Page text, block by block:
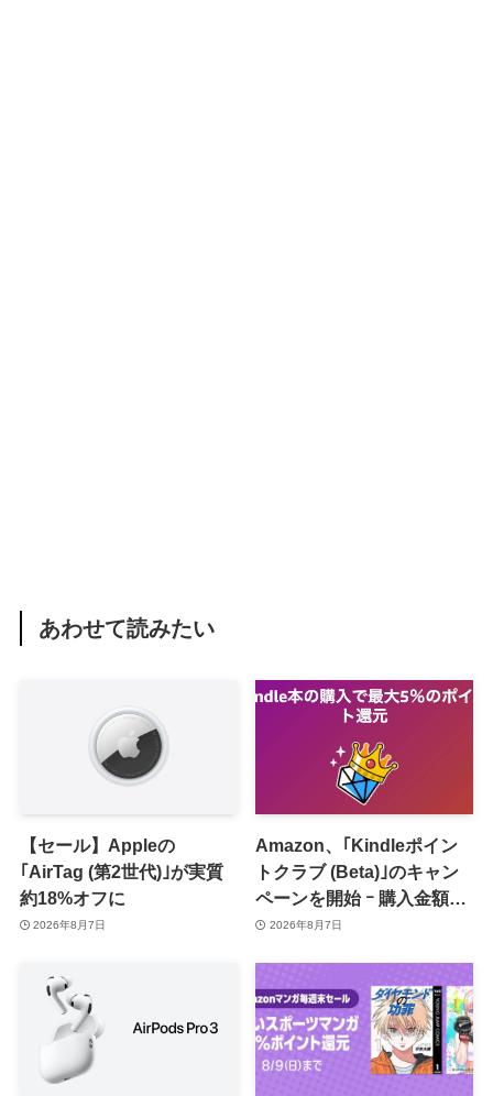
あわせて読みたい
【セール】Appleの
｢AirTag (第2世代)｣が実質
約18%オフに
2026年8月7日
Amazon、｢Kindleポイン
トクラブ (Beta)｣のキャン
ペーンを開始 ｰ 購入金額に
応じて来月のポイント還元
2026年8月7日